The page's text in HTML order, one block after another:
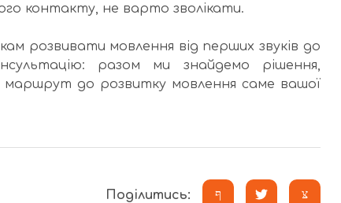
контакту, не варто зволікати.
розвивати мовлення від перших звуків до
разом ми знайдемо рішення,
маршрут до розвитку мовлення саме вашої
Поділитись: